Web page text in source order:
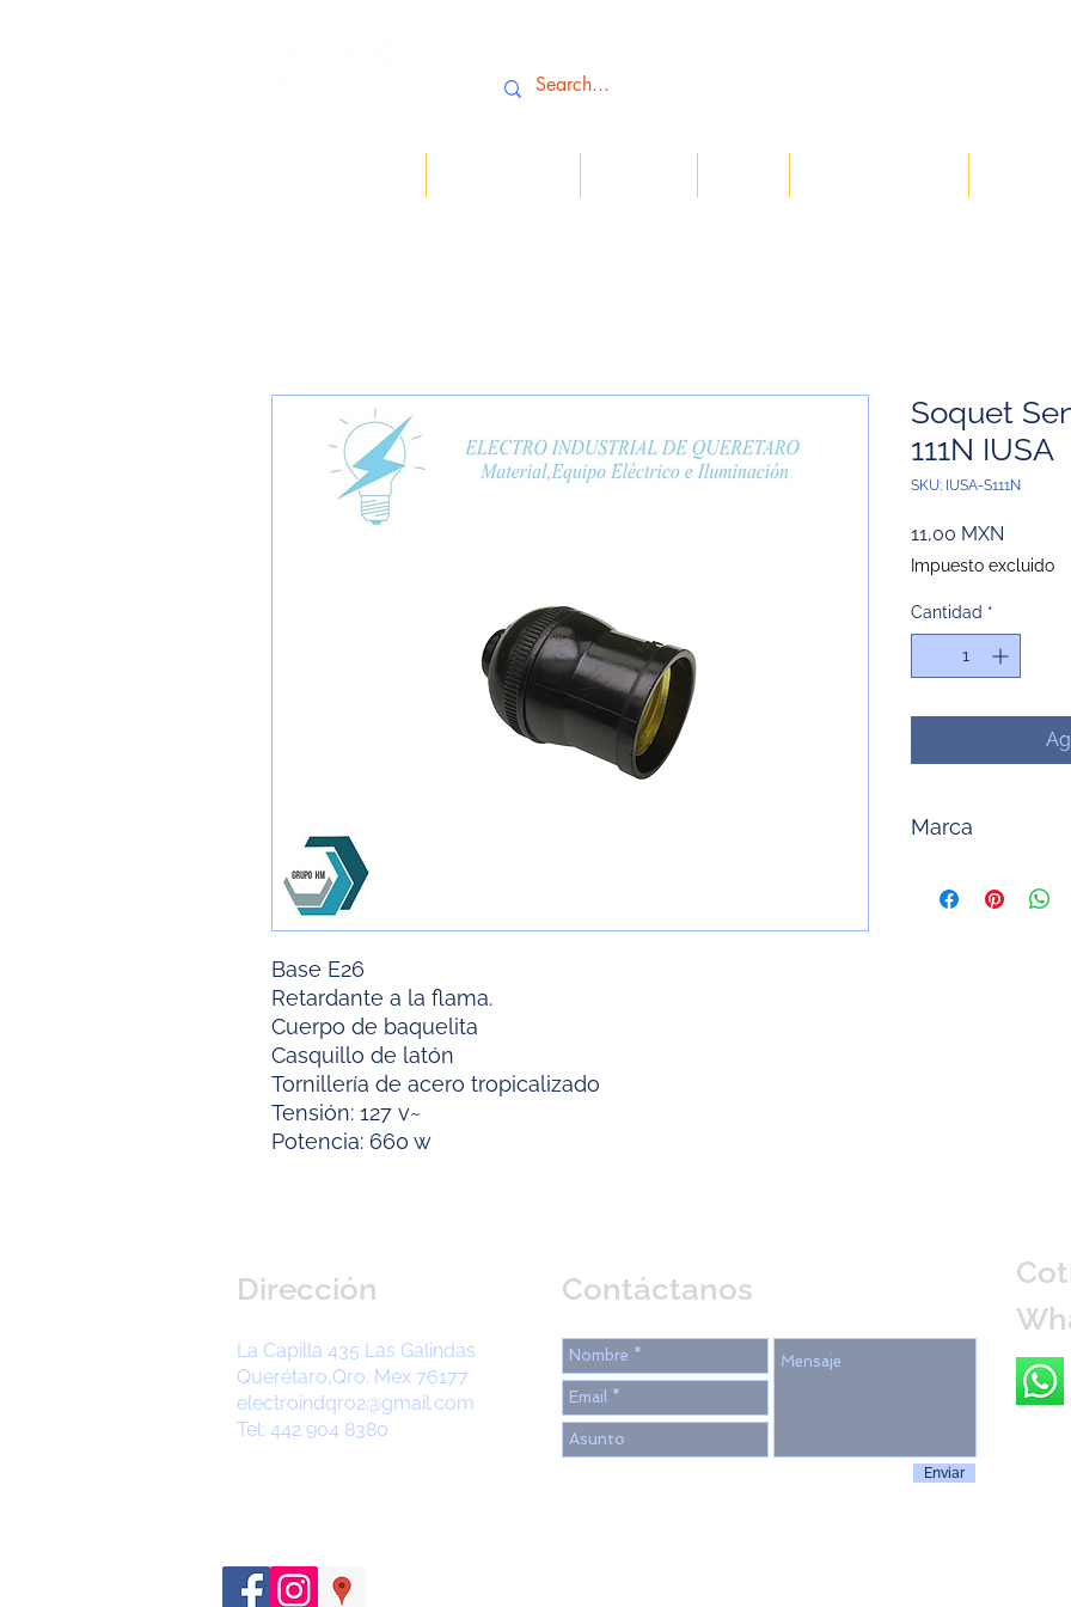
Base E26
Retardante a la flama.
Cuerpo de baquelita
Casquillo de latón
Tornillería de acero tropicalizado
Tensión: 127 v~
Potencia: 660 w
Soquet
111N IUSA
SKU: IUSA-S111N
11,00 MXN
Impuesto excluido
Cantidad *
Marca
Dirección
La Capilla 435 Las Galindas
Querétaro,Qro. Mex 76177
electroindqro2@gmail.com
Tel: 442 904 8380
Contáctanos
Enviar